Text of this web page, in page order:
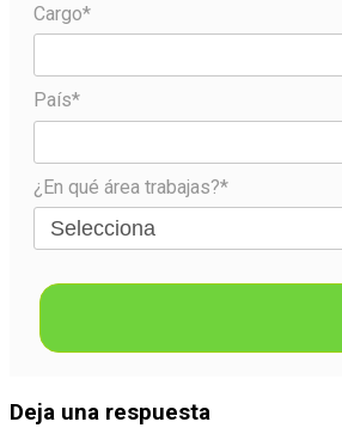
Cargo*
País*
¿En qué área trabajas?*
Deja una respuesta